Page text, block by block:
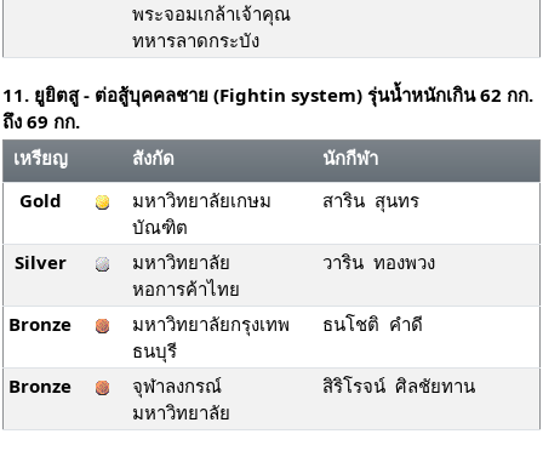
พระจอมเกล้าเจ้าคุณ
ทหารลาดกระบัง
11. ยูยิตสู - ต่อสู้บุคคลชาย (Fightin system) รุ่นน้ำหนักเกิน 62 กก.
ถึง 69 กก.
เหรียญ
สังกัด
นักกีฬา
Gold
มหาวิทยาลัยเกษม
บัณฑิต
สาริน สุนทร
Silver
มหาวิทยาลัย
หอการค้าไทย
วาริน ทองพวง
Bronze
มหาวิทยาลัยกรุงเทพ
ธนบุรี
ธนโชติ คำดี
Bronze
จุฬาลงกรณ์
มหาวิทยาลัย
สิริโรจน์ ศิลชัยทาน